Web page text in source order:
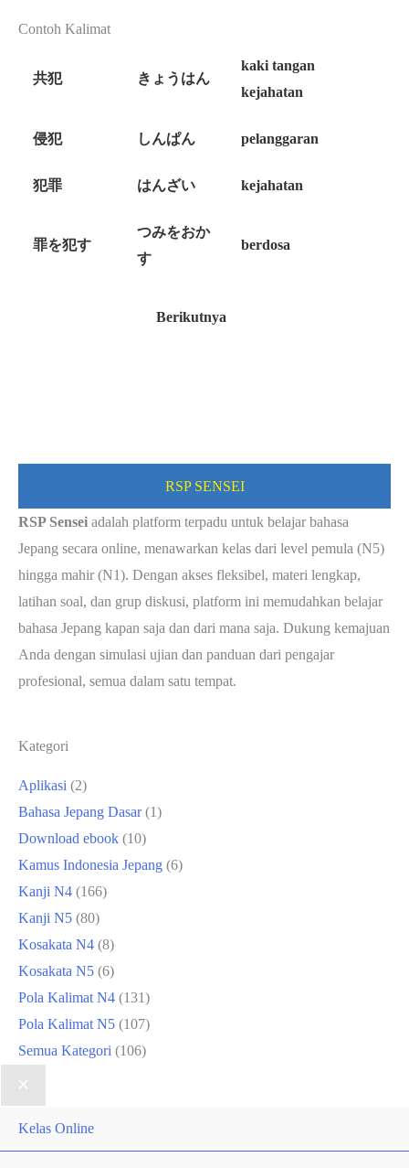
Contoh Kalimat
共犯 きょうはん
kaki tangan
kejahatan
侵犯 しんぱん pelanggaran
犯罪 はんざい kejahatan
罪を犯す
つみをおか
す
berdosa
Berikutnya
RSP SENSEI
RSP Sensei adalah platform terpadu untuk belajar bahasa
Jepang secara online, menawarkan kelas dari level pemula (N5)
hingga mahir (N1). Dengan akses fleksibel, materi lengkap,
latihan soal, dan grup diskusi, platform ini memudahkan belajar
bahasa Jepang kapan saja dan dari mana saja. Dukung kemajuan
Anda dengan simulasi ujian dan panduan dari pengajar
profesional, semua dalam satu tempat.
Kategori
Aplikasi (2)
Bahasa Jepang Dasar(1)
Download ebook (10)
Kamus Indonesia Jepang (6)
Kanji N4 (166)
Kanji N5 (80)
Kosakata N4 (8)
Kosakata N5 (6)
Pola Kalimat N4 (131)
Pola Kalimat N5 (107)
Semua Kategori (106)
Kelas Online